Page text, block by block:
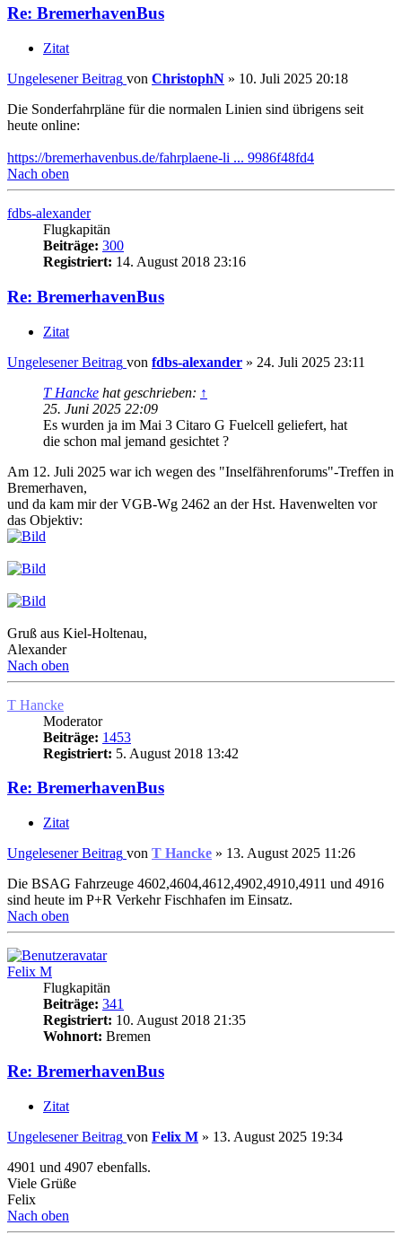
Re: BremerhavenBus
Zitat
Ungelesener Beitrag von ChristophN » 10. Juli 2025 20:18
Die Sonderfahrpläne für die normalen Linien sind übrigens seit
heute online:
https://bremerhavenbus.de/fahrplaene-li ... 9986f48fd4
Nach oben
fdbs-alexander
Flugkapitän
Beiträge: 300
Registriert: 14. August 2018 23:16
Re: BremerhavenBus
Zitat
Ungelesener Beitrag von fdbs-alexander » 24. Juli 2025 23:11
T Hancke hat geschrieben: ↑
25. Juni 2025 22:09
Es wurden ja im Mai 3 Citaro G Fuelcell geliefert, hat
die schon mal jemand gesichtet ?
Am 12. Juli 2025 war ich wegen des "Inselfährenforums"-Treffen in
Bremerhaven,
und da kam mir der VGB-Wg 2462 an der Hst. Havenwelten vor
das Objektiv:
Gruß aus Kiel-Holtenau,
Alexander
Nach oben
T Hancke
Moderator
Beiträge: 1453
Registriert: 5. August 2018 13:42
Re: BremerhavenBus
Zitat
Ungelesener Beitrag von T Hancke » 13. August 2025 11:26
Die BSAG Fahrzeuge 4602,4604,4612,4902,4910,4911 und 4916
sind heute im P+R Verkehr Fischhafen im Einsatz.
Nach oben
Felix M
Flugkapitän
Beiträge: 341
Registriert: 10. August 2018 21:35
Wohnort: Bremen
Re: BremerhavenBus
Zitat
Ungelesener Beitrag von Felix M » 13. August 2025 19:34
4901 und 4907 ebenfalls.
Viele Grüße
Felix
Nach oben